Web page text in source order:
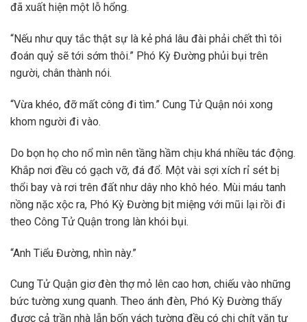
đã xuất hiện một lỗ hổng.
“Nếu như quy tắc thật sự là kẻ phá lâu đài phải chết thì tôi
đoán quỷ sẽ tới sớm thôi.” Phó Kỳ Đường phủi bụi trên
người, chân thành nói.
“Vừa khéo, đỡ mất công đi tìm.” Cung Tử Quận nói xong
khom người đi vào.
Do bọn họ cho nổ mìn nên tầng hầm chịu khá nhiều tác động.
Khắp nơi đều có gạch vỡ, đá đổ. Một vài sợi xích rỉ sét bị
thổi bay và rơi trên đất như dây nho khô héo. Mùi máu tanh
nồng nặc xộc ra, Phó Kỳ Đường bịt miệng với mũi lại rồi đi
theo Công Tử Quận trong làn khói bụi.
“Anh Tiểu Đường, nhìn này.”
Cung Tử Quận giơ đèn thợ mỏ lên cao hơn, chiếu vào những
bức tường xung quanh. Theo ánh đèn, Phó Kỳ Đường thấy
được cả trần nhà lẫn bốn vách tường đều có chi chít văn tự